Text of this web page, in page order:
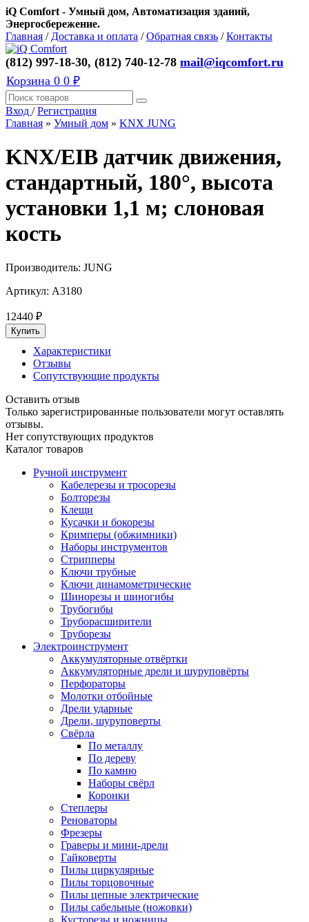
iQ Comfort - Умный дом, Автоматизация зданий,
Энергосбережение.
Главная / Доставка и оплата /Обратная связь /Контакты
(812) 997-18-30, (812) 740-12-78 mail@iqcomfort.ru
Корзина 0 0 ₽
Вход /Регистрация
Главная » Умный дом » KNX JUNG
KNX/EIB датчик движения,
стандартный, 180°, высота
установки 1,1 м; слоновая
кость
Производитель: JUNG
Артикул: A3180
12440 ₽
Характеристики
Отзывы
Сопутствующие продукты
Оставить отзыв
Только зарегистрированные пользователи могут оставлять
отзывы.
Нет сопутствующих продуктов
Каталог товаров
Ручной инструмент
Кабелерезы и тросорезы
Болторезы
Клещи
Кусачки и бокорезы
Кримперы (обжимники)
Наборы инструментов
Стрипперы
Ключи трубные
Ключи динамометрические
Шинорезы и шиногибы
Трубогибы
Труборасширители
Труборезы
Электроинструмент
Аккумуляторные отвёртки
Аккумуляторные дрели и шуруповёрты
Перфораторы
Молотки отбойные
Дрели ударные
Дрели, шуруповерты
Свёрла
По металлу
По дереву
По камню
Наборы свёрл
Коронки
Степлеры
Реноваторы
Фрезеры
Граверы и мини-дрели
Гайковерты
Пилы циркулярные
Пилы торцовочные
Пилы цепные электрические
Пилы сабельные (ножовки)
Кусторезы и ножницы